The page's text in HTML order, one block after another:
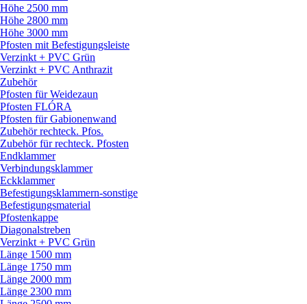
Höhe 2500 mm
Höhe 2800 mm
Höhe 3000 mm
Pfosten mit Befestigungsleiste
Verzinkt + PVC Grün
Verzinkt + PVC Anthrazit
Zubehör
Pfosten für Weidezaun
Pfosten FLÓRA
Pfosten für Gabionenwand
Zubehör rechteck. Pfos.
Zubehör für rechteck. Pfosten
Endklammer
Verbindungsklammer
Eckklammer
Befestigungsklammern-sonstige
Befestigungsmaterial
Pfostenkappe
Diagonalstreben
Verzinkt + PVC Grün
Länge 1500 mm
Länge 1750 mm
Länge 2000 mm
Länge 2300 mm